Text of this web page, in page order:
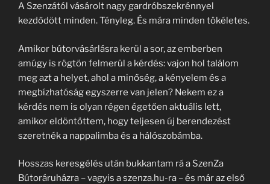
A Szenzától vásárolt nagy gardróbszekrénnyel
kezdődött minden. Tényleg. És mára minden tökéletes.
Amikor bútorvásárlásra kerül a sor, az emberben
amúgy is rögtön felmerül a kérdés: vajon hol találom
meg azt a helyet, ahol a minőség, a kényelem és a
megbízhatóság egyszerre van jelen? Nekem ez a
kérdés nem is olyan régen égetően aktuális lett,
amikor eldöntöttem, hogy teljesen új berendezést
szeretnék a nappalimba és a hálószobámba.
Hosszas keresgélés után bukkantam rá a SzenZa
Bútoráruházra – vagyis a szenza.hu-ra – és már az első